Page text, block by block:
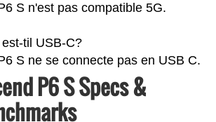
S n'est pas compatible 5G.
til USB-C?
S ne se connecte pas en USB C.
P6 S Specs &